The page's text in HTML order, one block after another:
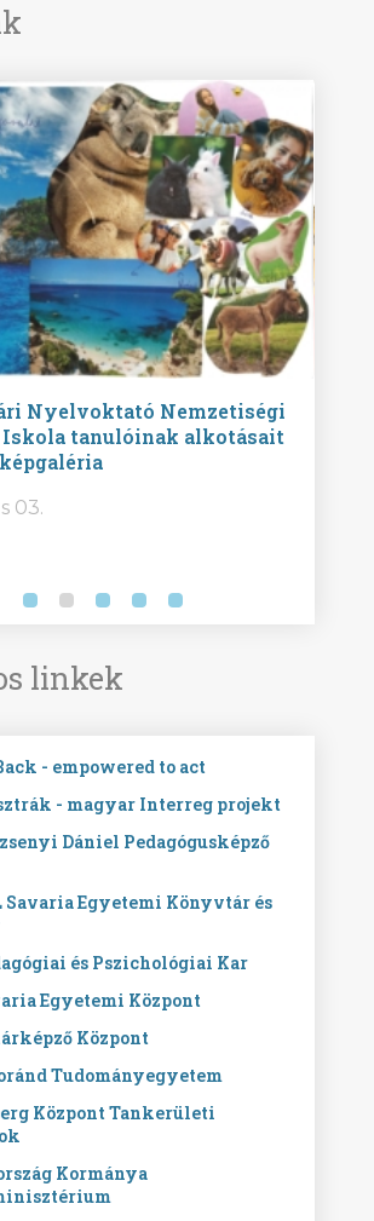
Nyelvoktató Nemzetiségi
tanulóinak alkotásait
03.
linkek
- empowered to act
- magyar Interreg projekt
Dániel Pedagógusképző
Savaria Egyetemi Könyvtár és
és Pszichológiai Kar
Egyetemi Központ
Központ
Tudományegyetem
Központ Tankerületi
Kormánya